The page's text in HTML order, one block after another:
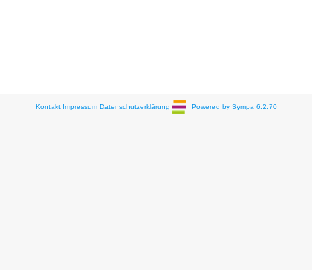
Kontakt Impressum Datenschutzerklärung Powered by Sympa 6.2.70